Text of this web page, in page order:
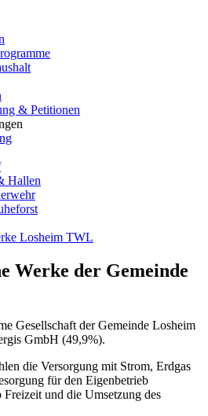
& Petitionen
Hallen
Losheim TWL
Werke der Gemeinde
Gesellschaft der Gemeinde Losheim
GmbH (49,9%).
die Versorgung mit Strom, Erdgas
für den Eigenbetrieb
und die Umsetzung des